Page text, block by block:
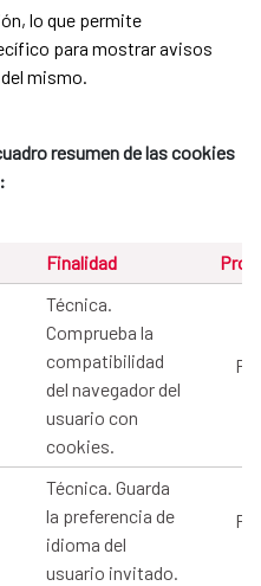
lo que permite
para mostrar avisos
mismo.
resumen de las cookies
Finalidad
Técnica.
Comprueba la
compatibilidad
del navegador del
usuario con
cookies.
Técnica. Guarda
la preferencia de
idioma del
usuario invitado.